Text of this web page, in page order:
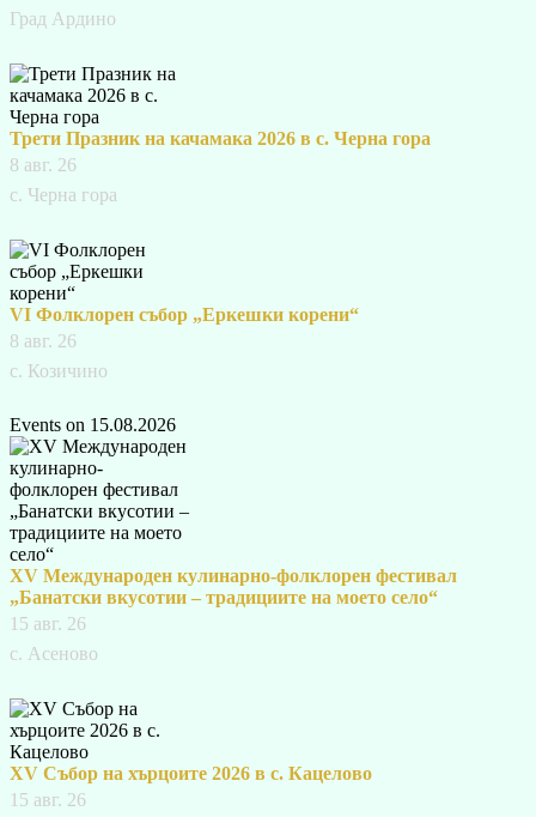
Град Ардино
Трети Празник на качамака 2026 в с. Черна гора
8 авг. 26
с. Черна гора
VI Фолклорен събор „Еркешки корени“
8 авг. 26
с. Козичино
Events on 15.08.2026
XV Международен кулинарно-фолклорен фестивал
„Банатски вкусотии – традициите на моето село“
15 авг. 26
с. Асеново
XV Събор на хърцоите 2026 в с. Кацелово
15 авг. 26